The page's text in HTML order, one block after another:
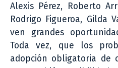
Alexis Pérez, Roberto
Rodrigo Figueroa, Gilda
ven grandes
Toda vez, que los
adopción obligatoria de